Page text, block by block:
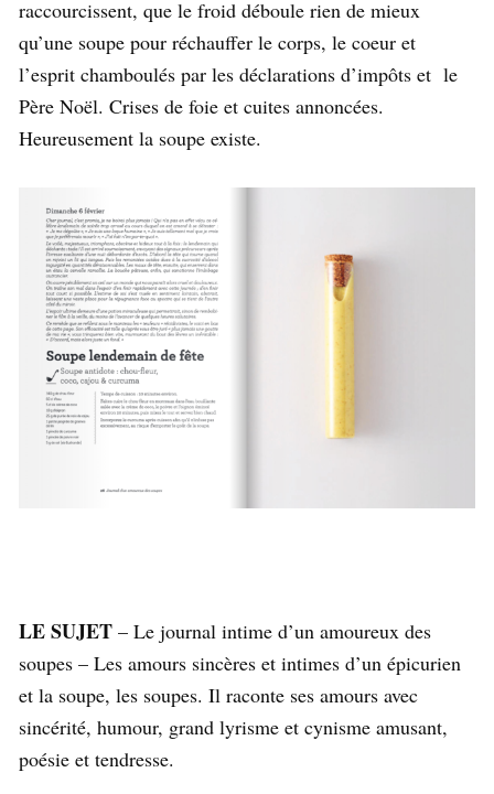
raccourcissent, que le froid déboule rien de mieux
qu’une soupe pour réchauffer le corps, le coeur et
l’esprit chamboulés par les déclarations d’impôts et le
Père Noël. Crises de foie et cuites annoncées.
Heureusement la soupe existe.
LE SUJET – Le journal intime d’un amoureux des
soupes – Les amours sincères et intimes d’un épicurien
et la soupe, les soupes. Il raconte ses amours avec
sincérité, humour, grand lyrisme et cynisme amusant,
poésie et tendresse.